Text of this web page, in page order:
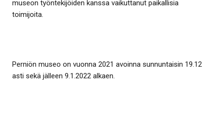
museon työntekijöiden kanssa vaikuttanut paikallisia
toimijoita.
Perniön museo on vuonna 2021 avoinna sunnuntaisin 19.12
asti sekä jälleen 9.1.2022 alkaen.